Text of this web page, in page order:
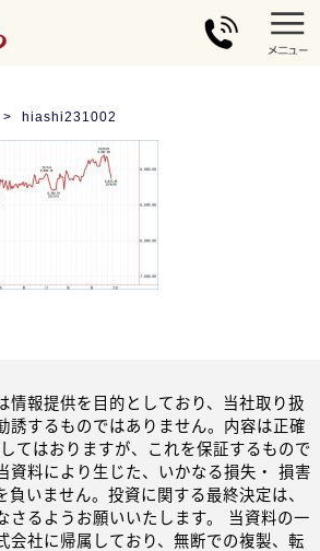
hiashi231002
情報提供を目的としており、当社取り扱
誘するものではありません。内容は正確
てはおりますが、これを保証するもので
資料により生じた、いかなる損失・ 損害
負いません。投資に関する最終決定は、
さるようお願いいたします。 当資料の一
会社に帰属しており、無断での複製、転